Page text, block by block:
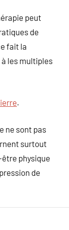
peut
de
fait la
les multiples
.
ne sont pas
surtout
physique
de